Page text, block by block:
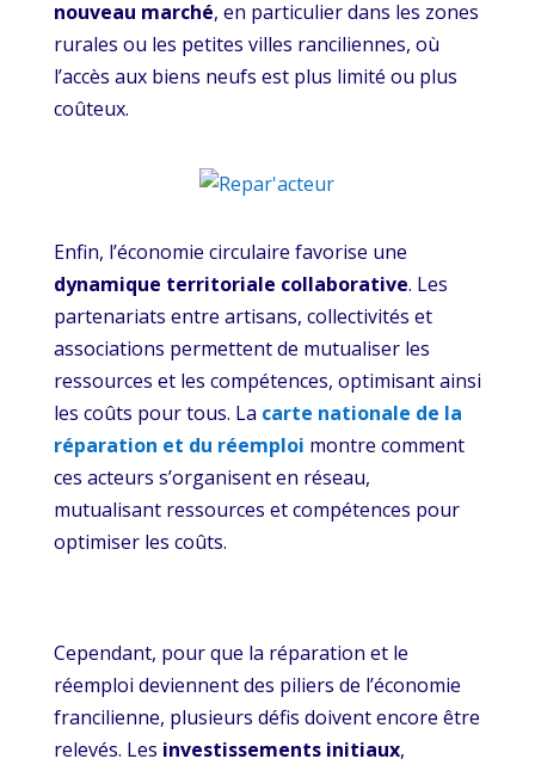
nouveau marché, en particulier dans les zones
rurales ou les petites villes ranciliennes, où
l’accès aux biens neufs est plus limité ou plus
coûteux.
Enfin, l’économie circulaire favorise une
dynamique territoriale collaborative. Les
partenariats entre artisans, collectivités et
associations permettent de mutualiser les
ressources et les compétences, optimisant ainsi
les coûts pour tous. La carte nationale de la
réparation et du réemploi montre comment
ces acteurs s’organisent en réseau,
mutualisant ressources et compétences pour
optimiser les coûts.
Cependant, pour que la réparation et le
réemploi deviennent des piliers de l’économie
francilienne, plusieurs défis doivent encore être
relevés. Les investissements initiaux,